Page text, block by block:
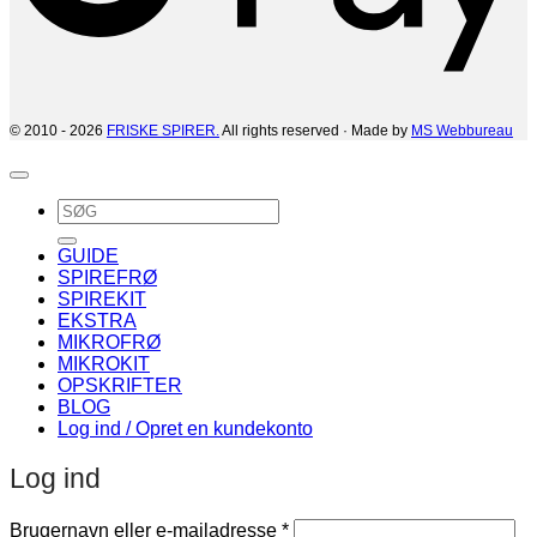
© 2010 - 2026 FRISKE SPIRER. All rights reserved · Made by MS Webbureau
Søg
efter:
GUIDE
SPIREFRØ
SPIREKIT
EKSTRA
MIKROFRØ
MIKROKIT
OPSKRIFTER
BLOG
Log ind / Opret en kundekonto
Log ind
Brugernavn eller e-mailadresse *Påkrævet